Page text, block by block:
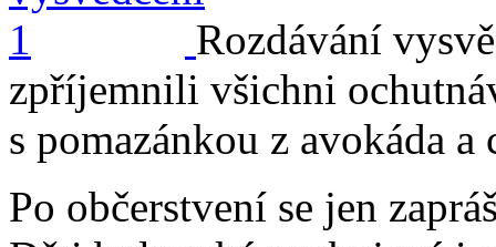
Rozdávání
zpříjemnili všichni
s pomazánkou z avokáda a
Po občerstvení se jen